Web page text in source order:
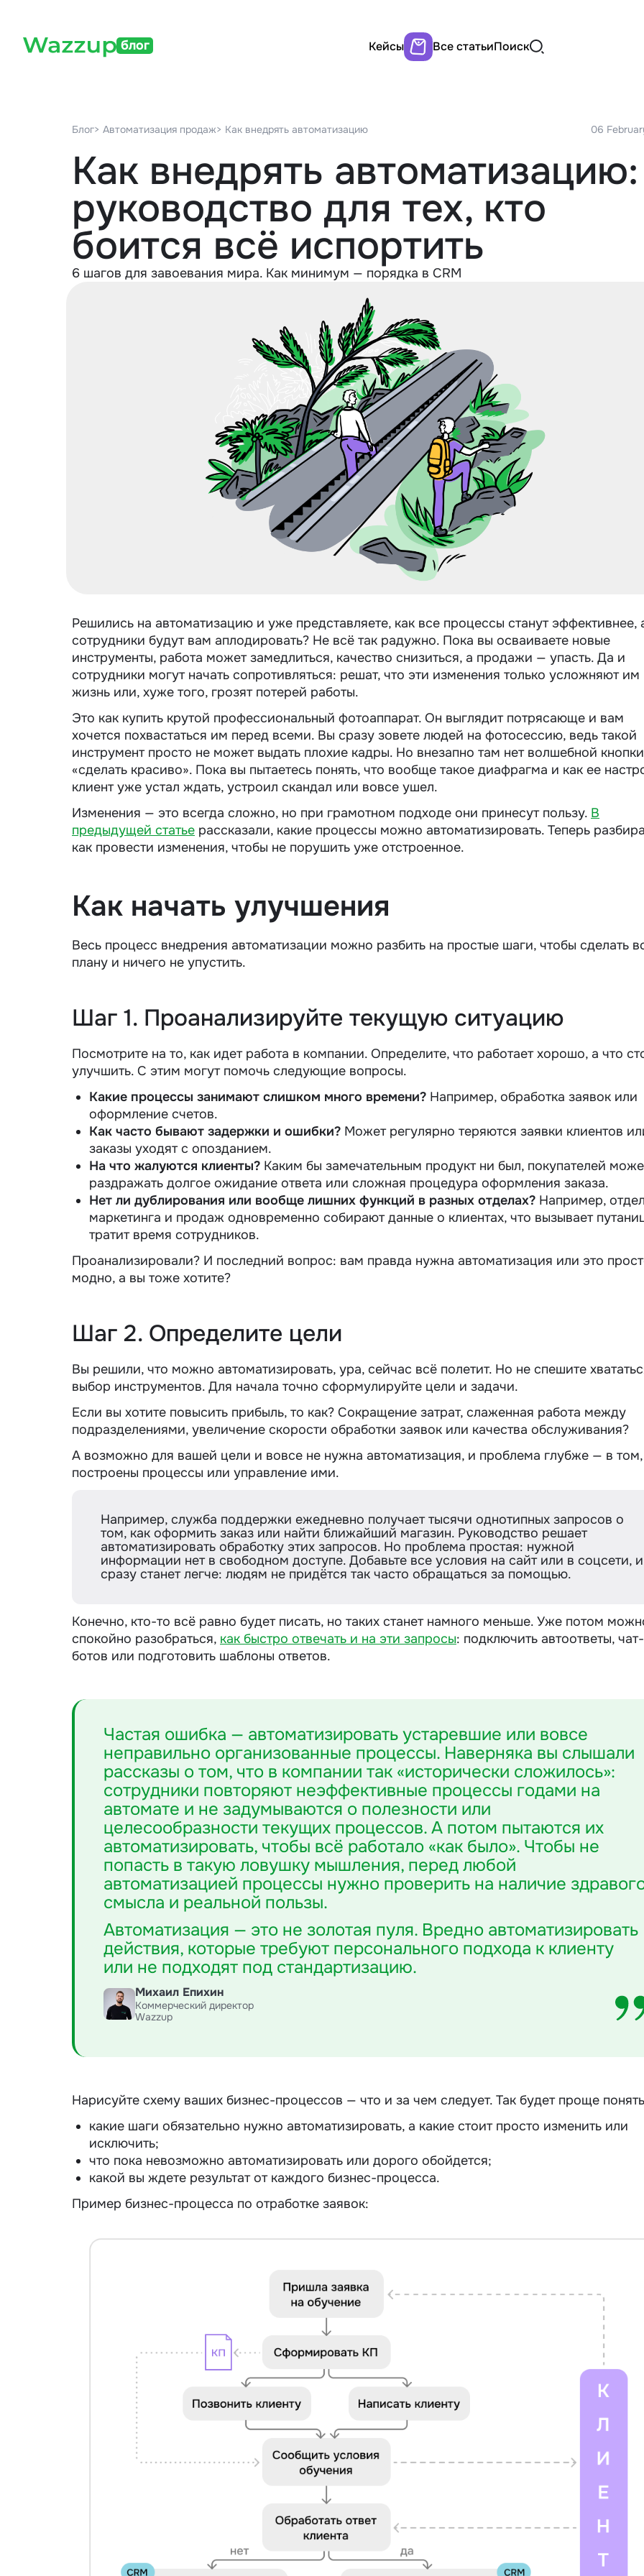
блог Кейсы Все статьиПоиск
Блог> Автоматизация продаж> Как внедрять автоматизацию 06
Как внедрять автоматизацию:
руководство для тех, кто
боится всё испортить
6 шагов для завоевания мира. Как минимум — порядка в CRM
Решились на автоматизацию и уже представляете, как все процессы станут эффективнее,
сотрудники будут вам аплодировать? Не всё так радужно. Пока вы осваиваете новые
инструменты, работа может замедлиться, качество снизиться, а продажи — упасть. Да и
сотрудники могут начать сопротивляться: решат, что эти изменения только усложняют им
жизнь или, хуже того, грозят потерей работы.
Это как купить крутой профессиональный фотоаппарат. Он выглядит потрясающе и вам
хочется похвастаться им перед всеми. Вы сразу зовете людей на фотосессию, ведь такой
инструмент просто не может выдать плохие кадры. Но внезапно там нет волшебной кнопки
«сделать красиво». Пока вы пытаетесь понять, что вообще такое диафрагма и как ее
клиент уже устал ждать, устроил скандал или вовсе ушел.
Изменения — это всегда сложно, но при грамотном подходе они принесут пользу. В
предыдущей статье рассказали, какие процессы можно автоматизировать. Теперь
как провести изменения, чтобы не порушить уже отстроенное.
Как начать улучшения
Весь процесс внедрения автоматизации можно разбить на простые шаги, чтобы сделать
плану и ничего не упустить.
Шаг 1. Проанализируйте текущую ситуацию
Посмотрите на то, как идет работа в компании. Определите, что работает хорошо, а что
улучшить. С этим могут помочь следующие вопросы.
Какие процессы занимают слишком много времени? Например, обработка заявок или
оформление счетов.
Как часто бывают задержки и ошибки? Может регулярно теряются заявки клиентов
заказы уходят с опозданием.
На что жалуются клиенты? Каким бы замечательным продукт ни был, покупателей
раздражать долгое ожидание ответа или сложная процедура оформления заказа.
Нет ли дублирования или вообще лишних функций в разных отделах? Например,
маркетинга и продаж одновременно собирают данные о клиентах, что вызывает
тратит время сотрудников.
Проанализировали? И последний вопрос: вам правда нужна автоматизация или это
модно, а вы тоже хотите?
Шаг 2. Определите цели
Вы решили, что можно автоматизировать, ура, сейчас всё полетит. Но не спешите
выбор инструментов. Для начала точно сформулируйте цели и задачи.
Если вы хотите повысить прибыль, то как? Сокращение затрат, слаженная работа между
подразделениями, увеличение скорости обработки заявок или качества обслуживания?
А возможно для вашей цели и вовсе не нужна автоматизация, и проблема глубже — в том,
построены процессы или управление ими.
Например, служба поддержки ежедневно получает тысячи однотипных запросов о
том, как оформить заказ или найти ближайший магазин. Руководство решает
автоматизировать обработку этих запросов. Но проблема простая: нужной
информации нет в свободном доступе. Добавьте все условия на сайт или в соцсети, и
сразу станет легче: людям не придётся так часто обращаться за помощью.
Конечно, кто-то всё равно будет писать, но таких станет намного меньше. Уже потом
спокойно разобраться, как быстро отвечать и на эти запросы: подключить автоответы, чат-
ботов или подготовить шаблоны ответов.
Частая ошибка — автоматизировать устаревшие или вовсе
неправильно организованные процессы. Наверняка вы слышали
рассказы о том, что в компании так «исторически сложилось»:
сотрудники повторяют неэффективные процессы годами на
автомате и не задумываются о полезности или
целесообразности текущих процессов. А потом пытаются их
автоматизировать, чтобы всё работало «как было». Чтобы не
попасть в такую ловушку мышления, перед любой
автоматизацией процессы нужно проверить на наличие
смысла и реальной пользы.
Автоматизация — это не золотая пуля. Вредно автоматизировать
действия, которые требуют персонального подхода к клиенту
или не подходят под стандартизацию.
Михаил Епихин
Коммерческий директор
Wazzup
Нарисуйте схему ваших бизнес-процессов — что и за чем следует. Так будет проще
какие шаги обязательно нужно автоматизировать, а какие стоит просто изменить или
исключить;
что пока невозможно автоматизировать или дорого обойдется;
какой вы ждете результат от каждого бизнес-процесса.
Пример бизнес-процесса по отработке заявок: